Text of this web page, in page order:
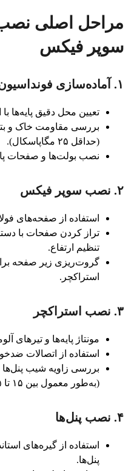
مراحل اصلی
سوپر فیکس
۱. آماده‌سازی فونداسیون
تعیین محل دقیق پایه‌ها
بررسی مقاومت خاک و
(حداقل ۲۵ مگاپاسکال).
نصب بولت‌ها و صفحات
۲. نصب سوپر فیکس
استفاده از صفحه‌های
تراز کردن صفحات با
تنظیم ارتفاع.
گروت‌ریزی زیر صفحه
استراکچر.
۳. نصب استراکچر
مونتاژ پایه‌ها و تیرهای
استفاده از اتصالات
بررسی زاویه شیب
(به‌طور معمول بین ۱۵ تا ۳۵ درجه).
۴. نصب پنل‌ها
استفاده از گیره‌های
پنل‌ها.